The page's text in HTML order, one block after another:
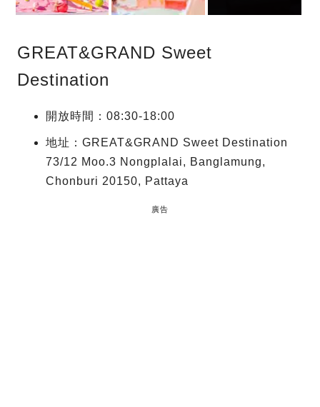
GREAT&GRAND Sweet
Destination
開放時間：08:30-18:00
地址：GREAT&GRAND Sweet Destination
73/12 Moo.3 Nongplalai, Banglamung,
Chonburi 20150, Pattaya
廣告